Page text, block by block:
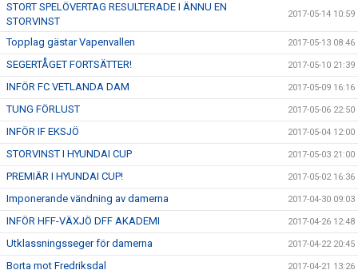
STORT SPELÖVERTAG RESULTERADE I ÄNNU EN
STORVINST
2017-05-14 10:59
Topplag gästar Vapenvallen 2017-05-13 08:46
SEGERTÅGET FORTSÄTTER! 2017-05-10 21:39
INFÖR FC VETLANDA DAM 2017-05-09 16:16
TUNG FÖRLUST 2017-05-06 22:50
INFÖR IF EKSJÖ 2017-05-04 12:00
STORVINST I HYUNDAI CUP 2017-05-03 21:00
PREMIÄR I HYUNDAI CUP! 2017-05-02 16:36
Imponerande vändning av damerna 2017-04-30 09:03
INFÖR HFF-VÄXJÖ DFF AKADEMI 2017-04-26 12:48
Utklassningsseger för damerna 2017-04-22 20:45
Borta mot Fredriksdal 2017-04-21 13:26